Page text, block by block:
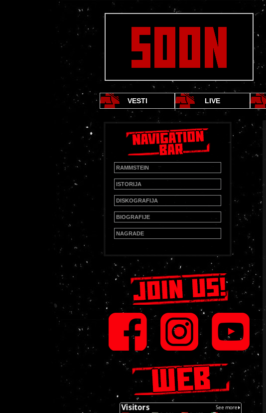
VESTI LIVE
RAMMSTEIN
ISTORIJA
DISKOGRAFIJA
BIOGRAFIJE
NAGRADE